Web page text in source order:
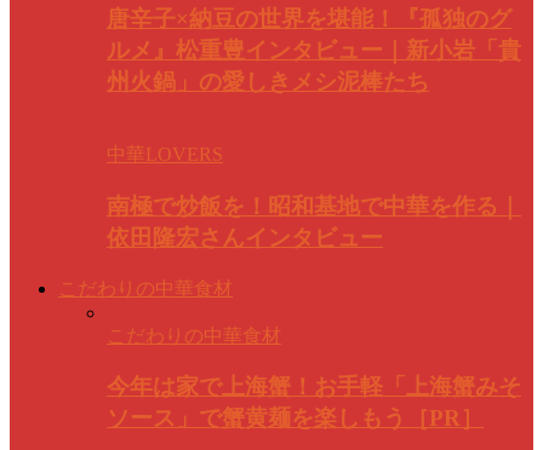
唐辛子×納豆の世界を堪能！『孤独のグ
ルメ』松重豊インタビュー｜新小岩「貴
州火鍋」の愛しきメシ泥棒たち
中華LOVERS
南極で炒飯を！昭和基地で中華を作る｜
依田隆宏さんインタビュー
こだわりの中華食材
こだわりの中華食材
今年は家で上海蟹！お手軽「上海蟹みそ
ソース」で蟹黄麺を楽しもう［PR］